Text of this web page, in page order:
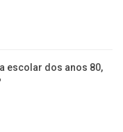
escolar dos anos 80,